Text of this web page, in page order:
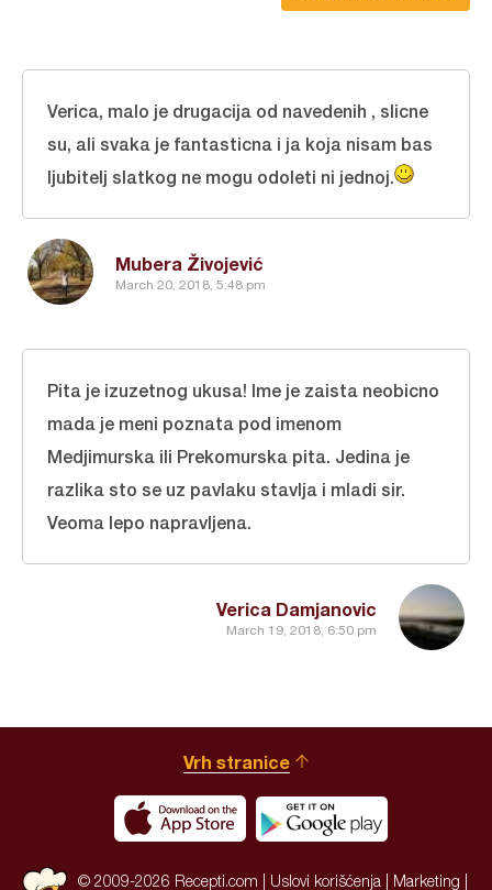
Mubera Živojević
March 20, 2018, 5:48 pm
Verica, malo je drugacija od navedenih , slicne
su, ali svaka je fantasticna i ja koja nisam bas
ljubitelj slatkog ne mogu odoleti ni jednoj.
Verica Damjanovic
March 19, 2018, 6:50 pm
Pita je izuzetnog ukusa! Ime je zaista neobicno
mada je meni poznata pod imenom
Medjimurska ili Prekomurska pita. Jedina je
razlika sto se uz pavlaku stavlja i mladi sir.
Veoma lepo napravljena.
Vrh stranice
© 2009-2026 Recepti.com | Uslovi korišćenja Marketing